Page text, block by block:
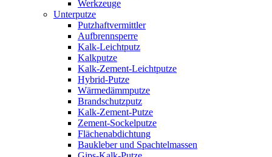
Werkzeuge
Unterputze
Putzhaftvermittler
Aufbrennsperre
Kalk-Leichtputz
Kalkputze
Kalk-Zement-Leichtputze
Hybrid-Putze
Wärmedämmputze
Brandschutzputz
Kalk-Zement-Putze
Zement-Sockelputze
Flächenabdichtung
Baukleber und Spachtelmassen